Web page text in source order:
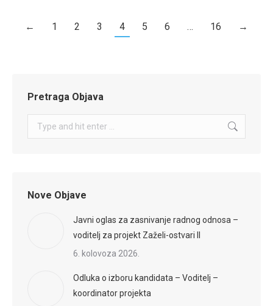
← 1 2 3 4 5 6 … 16 →
Pretraga Objava
Search:
Nove Objave
Javni oglas za zasnivanje radnog odnosa –
voditelj za projekt Zaželi-ostvari II
6. kolovoza 2026.
Odluka o izboru kandidata – Voditelj –
koordinator projekta